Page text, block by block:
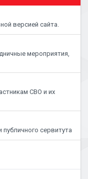
версией сайта.
мероприятия,
СВО и их
сервитута